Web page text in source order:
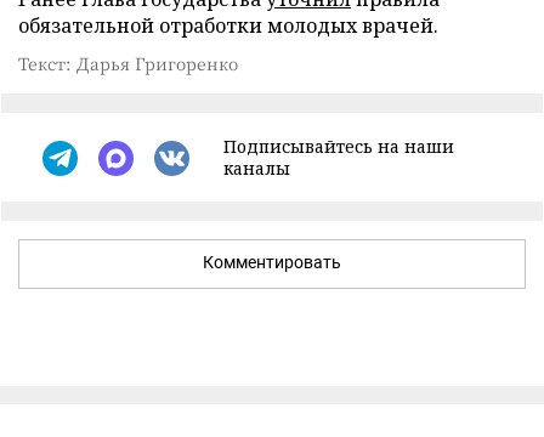
обязательной отработки молодых врачей.
Текст: Дарья Григоренко
Подписывайтесь на наши
каналы
Комментировать